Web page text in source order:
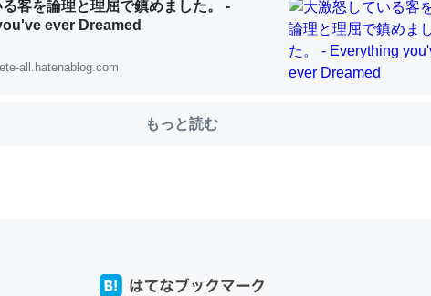
なって分かる。
くらいだった遠方の父67歳と僕。ITツール導入でコミュニケーションが劇的に変化し
客を論理と理屈で鎮めました。 -
ever Dreamed
all.hatenablog.com
もっと読む